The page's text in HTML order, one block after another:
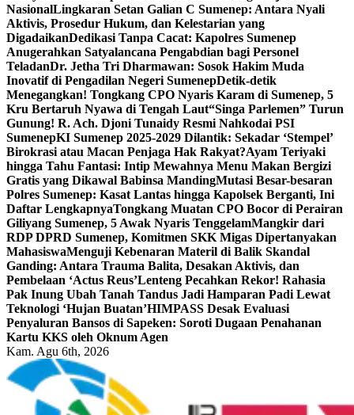
NasionalLingkaran Setan Galian C Sumenep: Antara Nyali
Aktivis, Prosedur Hukum, dan Kelestarian yang
DigadaikanDedikasi Tanpa Cacat: Kapolres Sumenep
Anugerahkan Satyalancana Pengabdian bagi Personel
TeladanDr. Jetha Tri Dharmawan: Sosok Hakim Muda
Inovatif di Pengadilan Negeri SumenepDetik-detik
Menegangkan! Tongkang CPO Nyaris Karam di Sumenep, 5
Kru Bertaruh Nyawa di Tengah Laut“Singa Parlemen” Turun
Gunung! R. Ach. Djoni Tunaidy Resmi Nahkodai PSI
SumenepKI Sumenep 2025-2029 Dilantik: Sekadar ‘Stempel’
Birokrasi atau Macan Penjaga Hak Rakyat?Ayam Teriyaki
hingga Tahu Fantasi: Intip Mewahnya Menu Makan Bergizi
Gratis yang Dikawal Babinsa MandingMutasi Besar-besaran
Polres Sumenep: Kasat Lantas hingga Kapolsek Berganti, Ini
Daftar LengkapnyaTongkang Muatan CPO Bocor di Perairan
Giliyang Sumenep, 5 Awak Nyaris TenggelamMangkir dari
RDP DPRD Sumenep, Komitmen SKK Migas Dipertanyakan
MahasiswaMenguji Kebenaran Materil di Balik Skandal
Ganding: Antara Trauma Balita, Desakan Aktivis, dan
Pembelaan ‘Actus Reus’Lenteng Pecahkan Rekor! Rahasia
Pak Inung Ubah Tanah Tandus Jadi Hamparan Padi Lewat
Teknologi ‘Hujan Buatan’HIMPASS Desak Evaluasi
Penyaluran Bansos di Sapeken: Soroti Dugaan Penahanan
Kartu KKS oleh Oknum Agen
Kam. Agu 6th, 2026